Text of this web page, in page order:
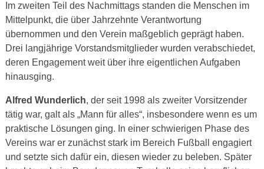
Im zweiten Teil des Nachmittags standen die Menschen im
Mittelpunkt, die über Jahrzehnte Verantwortung
übernommen und den Verein maßgeblich geprägt haben.
Drei langjährige Vorstandsmitglieder wurden verabschiedet,
deren Engagement weit über ihre eigentlichen Aufgaben
hinausging.
Alfred Wunderlich, der seit 1998 als zweiter Vorsitzender
tätig war, galt als „Mann für alles“, insbesondere wenn es um
praktische Lösungen ging. In einer schwierigen Phase des
Vereins war er zunächst stark im Bereich Fußball engagiert
und setzte sich dafür ein, diesen wieder zu beleben. Später